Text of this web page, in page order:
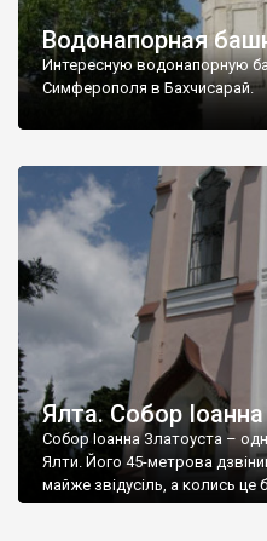
Водонапорная
Интересную водонапорную
Симферополя в Бахчисарай.
Ялта. Собор
Собор Іоанна Златоуста –
Ялти. Його 45-метрова
майже звідусіль, а колись це